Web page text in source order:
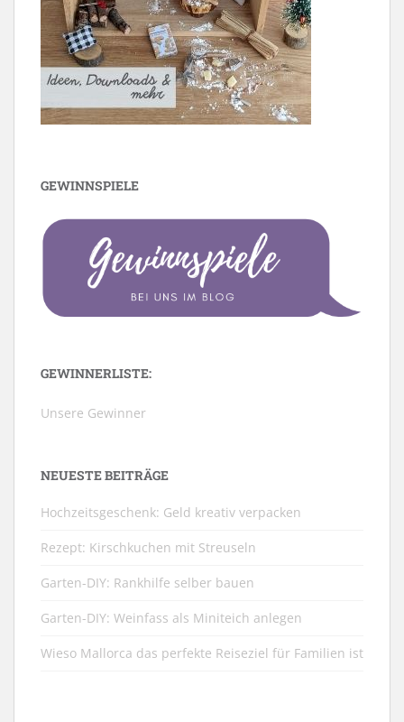
GEWINNSPIELE
GEWINNERLISTE:
Unsere Gewinner
NEUESTE BEITRÄGE
Hochzeitsgeschenk: Geld kreativ verpacken
Rezept: Kirschkuchen mit Streuseln
Garten-DIY: Rankhilfe selber bauen
Garten-DIY: Weinfass als Miniteich anlegen
Wieso Mallorca das perfekte Reiseziel für Familien ist